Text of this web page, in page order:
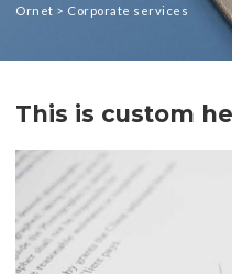
Ornet > Corporate services
This is custom